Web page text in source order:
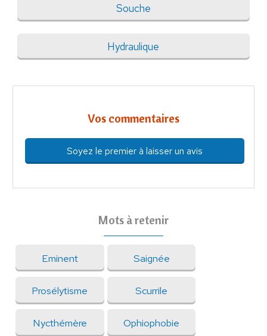
Souche
Hydraulique
Vos commentaires
Soyez le premier à laisser un avis
Mots à retenir
Eminent Saignée
Prosélytisme Scurrile
Nycthémère Ophiophobie